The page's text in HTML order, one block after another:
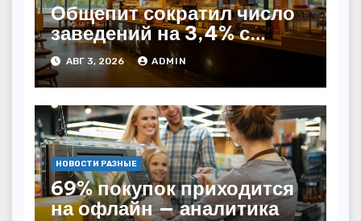
Общепит сократил число
заведений на 3,4% с
начала года — INFOLine
АВГ 3, 2026 ADMIN
НОВОСТИ РАЗНЫЕ
69% покупок приходится
на офлайн — аналитика